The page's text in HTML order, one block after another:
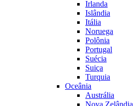
Irlanda
Islândia
Itália
Noruega
Polônia
Portugal
Suécia
Suiça
Turquia
Oceânia
Austrália
Nova Zelândia